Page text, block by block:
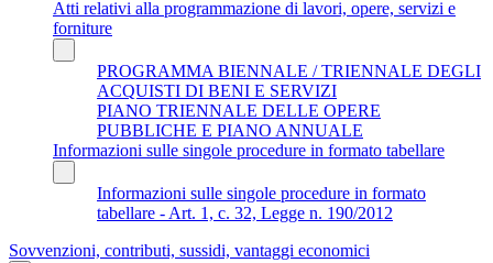
Atti relativi alla programmazione di lavori, opere, servizi e
forniture
PROGRAMMA BIENNALE / TRIENNALE DEGLI
ACQUISTI DI BENI E SERVIZI
PIANO TRIENNALE DELLE OPERE
PUBBLICHE E PIANO ANNUALE
Informazioni sulle singole procedure in formato tabellare
Informazioni sulle singole procedure in formato
tabellare - Art. 1, c. 32, Legge n. 190/2012
Sovvenzioni, contributi, sussidi, vantaggi economici